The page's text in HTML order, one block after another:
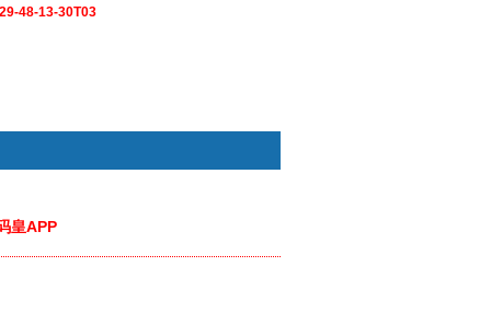
48-13-30T03
皇APP
）